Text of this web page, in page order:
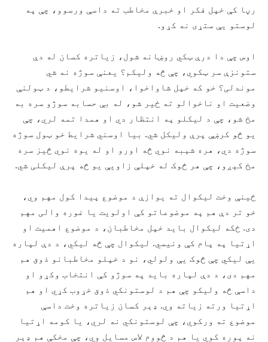
رڼا کې خپل فکر او خبرې مخاطب ته داسې ورسوو، چې په
لوستو يې ستړی نه کړو.
اوس چې دا درې ټکي روښانه شول، زیاتره کسان له دې
ستونزې سر ټکوي، چې څه ولیکم؟ یعنې سوژه نه شي
موندلی؟ خو که خپل شاواخوا، اوسنيو شرایطو، د ټولنې
وضعیت او ناخوالو ته ځير شو، له بې حسابه سوژو سره به
مخ شو، چې د لیکلو په انتظار دي او همدا تمه لري، چې
یو څو کرښې پرې ولیکل شي. بیا اوسني شرایط خو ټول سوژه
سوژه دي، هره شېبه نوي څه اورو او له یوه نوي څیز سره
مخ کېږو، چې هر څوک له خپلې زاویې یو څه پرې لیکلی شي.
ځينې وخت لیکوال ته یوازې د موضوع پيدا کول مهم وي،
خو تر دې هم په موضوعاتو کې اولویت یا غوره والی مهم
دی. ځکه لیکوال باید خپل مخاطبان، د موضوع اهمیت او
اړتیا په پام کې ونیسي. لیکوال چې څه لیکي، د دې لپاره
يې لیکي چې څوک يې ولولي، نو د خپلو مخاطبانو ذوق هم
مهم دی، د دې لپاره باید په سوژو کې انتخاب وکړو او
داسې څه ولیکو چې هم د لوستونکي ذوق خړوب کړي او هم
اړتیا ورته زیاته وي. ډېر کسان زیاتره وخت داسې
موضوع ته ورکوي، چې لوستونکي نه لري، یا کومه اړتیا
نه پوره کوي یا هم د څووم لاس مسایل وي، چې مخکې هم ډېر